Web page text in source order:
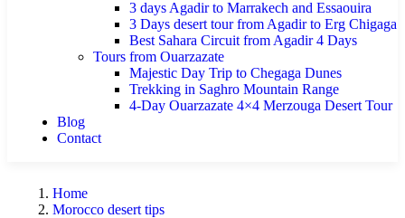
3 days Agadir to Marrakech and Essaouira
3 Days desert tour from Agadir to Erg Chigaga
Best Sahara Circuit from Agadir 4 Days
Tours from Ouarzazate
Majestic Day Trip to Chegaga Dunes
Trekking in Saghro Mountain Range
4-Day Ouarzazate 4×4 Merzouga Desert Tour
Blog
Contact
Home
Morocco desert tips